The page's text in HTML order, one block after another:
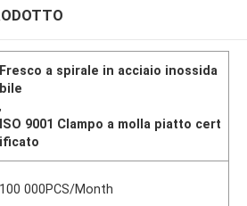
Fresco a spirale in acciaio inossida
bile
,
ISO 9001 Clampo a molla piatto cert
ificato
100 000PCS/Month